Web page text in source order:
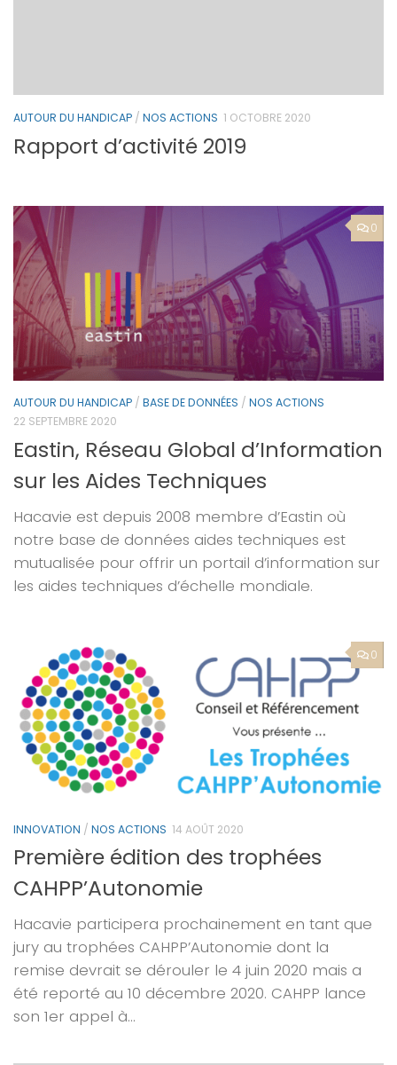
AUTOUR DU HANDICAP / NOS ACTIONS 1 OCTOBRE 2020
Rapport d’activité 2019
0
AUTOUR DU HANDICAP / BASE DE DONNÉES / NOS ACTIONS
22 SEPTEMBRE 2020
Eastin, Réseau Global d’Information
sur les Aides Techniques
Hacavie est depuis 2008 membre d’Eastin où
notre base de données aides techniques est
mutualisée pour offrir un portail d’information sur
les aides techniques d’échelle mondiale.
0
INNOVATION / NOS ACTIONS 14 AOÛT 2020
Première édition des trophées
CAHPP’Autonomie
Hacavie participera prochainement en tant que
jury au trophées CAHPP’Autonomie dont la
remise devrait se dérouler le 4 juin 2020 mais a
été reporté au 10 décembre 2020. CAHPP lance
son 1er appel à...